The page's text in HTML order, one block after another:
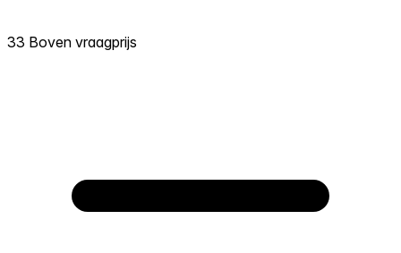
33 Boven vraagprijs